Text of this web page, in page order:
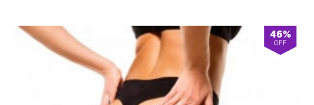
46%
OFF